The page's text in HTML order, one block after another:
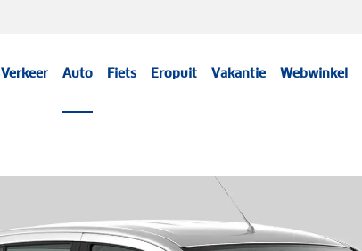
Verkeer Auto Fiets Eropuit Vakantie Webwinkel